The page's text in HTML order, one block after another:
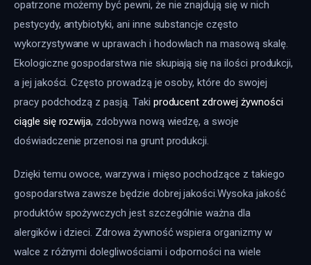
opatrzone możemy być pewni, że nie znajdują się w nich
pestycydy, antybiotyki, ani inne substancje często
wykorzystywane w uprawach i hodowlach na masową skalę.
Ekologiczne gospodarstwa nie skupiają się na ilości produkcji,
a jej jakości. Często prowadzą je osoby, które do swojej
pracy podchodzą z pasją. Taki producent zdrowej żywności
ciągle się rozwija, zdobywa nową wiedzę, a swoje
doświadczenie przenosi na grunt produkcji.
Dzięki temu owoce, warzywa i mięso pochodzące z takiego
gospodarstwa zawsze będzie dobrej jakości.Wysoka jakość
produktów spożywczych jest szczególnie ważna dla
alergików i dzieci. Zdrowa żywność wspiera organizmy w
walce z różnymi dolegliwościami i odporności na wiele